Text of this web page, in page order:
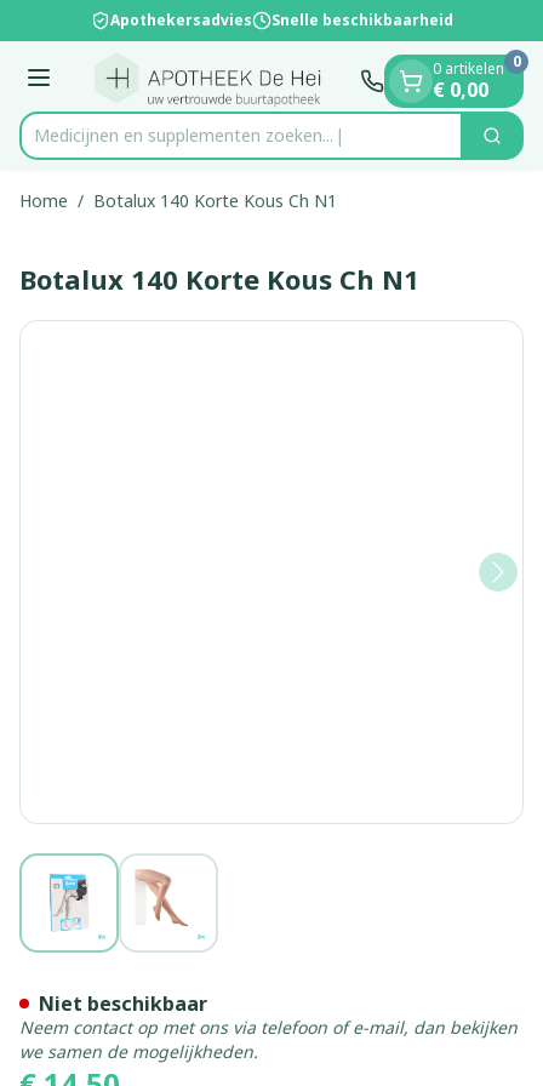
Ga naar de inhoud
1 van 1 Apothekersadvies Snelle beschikbaarheid
Menu
Product, merk, categorie...
Medicijnen en supplementen zoeken... Zoek
0 artikelen
€ 0,00
0
Home / Botalux 140 Korte Kous Ch N1
Botalux 140 Korte Kous Ch N1
View larger imageView larger image
Niet beschikbaar
Neem contact op met ons via telefoon of e-mail, dan bekijken
we samen de mogelijkheden.